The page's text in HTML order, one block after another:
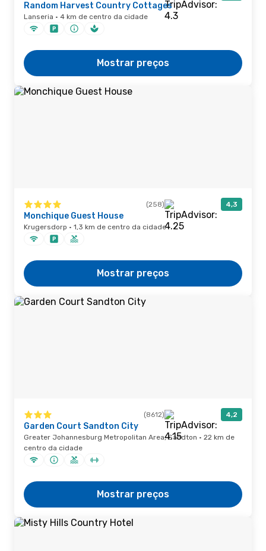
Random Harvest Country Cottages
Lanseria · 4 km de centro da cidade
Mostrar preços
(258) 4,3
Monchique Guest House
Krugersdorp · 1,3 km de centro da cidade
Mostrar preços
(8612) 4,2
Garden Court Sandton City
Greater Johannesburg Metropolitan Area, Sandton · 22 km de
centro da cidade
Mostrar preços